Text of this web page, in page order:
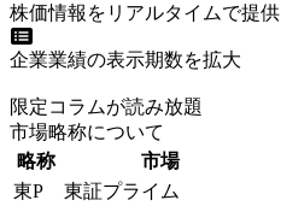
株価情報をリアルタイムで提供
企業業績の表示期数を拡大
限定コラムが読み放題
市場略称について
略称
市場
東P
東証プライム